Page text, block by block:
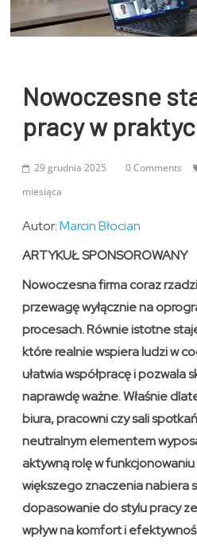
Nowoczesne
pracy w
29 grudnia 2025 0 Comments
miesiąca
Autor:Marcin Błocian
ARTYKUŁ SPONSOROWANY
Nowoczesna firma coraz
przewagę wyłącznie na
procesach. Równie istotne
które realnie wspiera ludzi w
ułatwia współpracę i pozwala
naprawdę ważne. Właśnie
biura, pracowni czy sali
neutralnym elementem
aktywną rolę w
większego znaczenia nabiera
dopasowanie do stylu pracy
wpływ na komfort i